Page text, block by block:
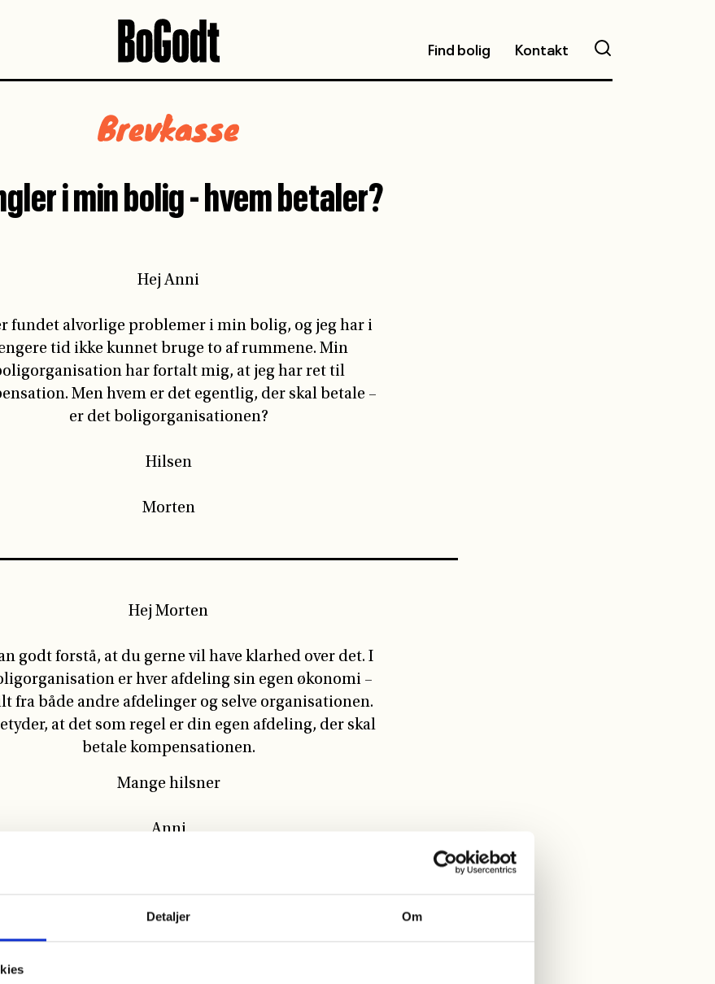
Detaljer Om
Find bolig Kontakt
Hej Anni
fundet alvorlige problemer i min bolig, og jeg har i
tid ikke kunnet bruge to af rummene. Min
har fortalt mig, at jeg har ret til
Men hvem er det egentlig, der skal betale –
er det boligorganisationen?
Hilsen
Morten
Hej Morten
godt forstå, at du gerne vil have klarhed over det. I
er hver afdeling sin egen økonomi –
fra både andre afdelinger og selve organisationen.
at det som regel er din egen afdeling, der skal
betale kompensationen.
Mange hilsner
Anni